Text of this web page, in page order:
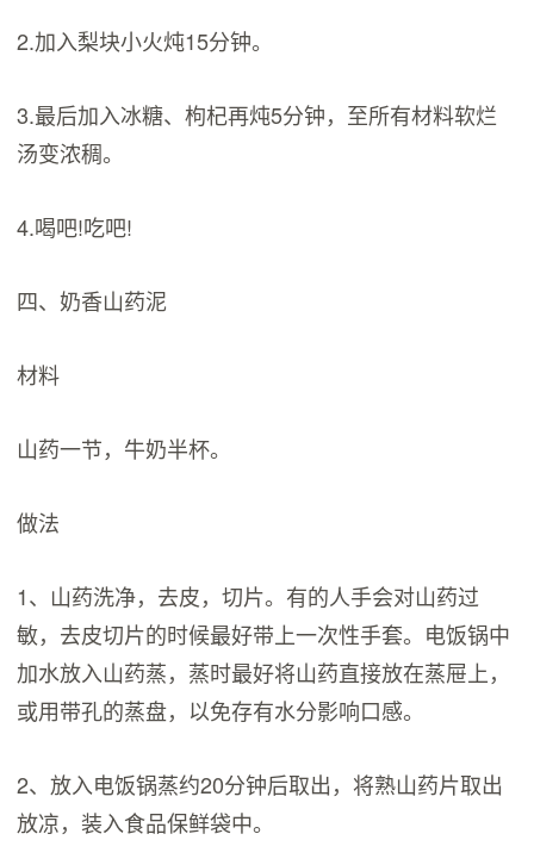
2.加入梨块小火炖15分钟。
3.最后加入冰糖、枸杞再炖5分钟，至所有材料软烂
汤变浓稠。
4.喝吧!吃吧!
四、奶香山药泥
材料
山药一节，牛奶半杯。
做法
1、山药洗净，去皮，切片。有的人手会对山药过
敏，去皮切片的时候最好带上一次性手套。电饭锅中
加水放入山药蒸，蒸时最好将山药直接放在蒸屉上，
或用带孔的蒸盘，以免存有水分影响口感。
2、放入电饭锅蒸约20分钟后取出，将熟山药片取出
放凉，装入食品保鲜袋中。